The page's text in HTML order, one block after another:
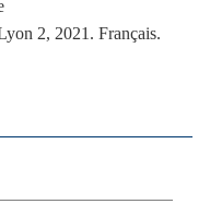
2, 2021. Français.